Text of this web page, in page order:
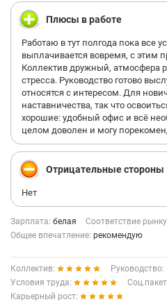
Плюсы в работе
Работаю в тут полгода пока все
выплачивается вовремя, с этим
Коллектив дружный, атмосфера
стресса. Руководство готово
относятся с интересом. Для
наставничества, так что
хорошие: удобный офис и всё
целом доволен и могу
Отрицательные стороны
Нет
Зарплата: белая Соответствие
Общее впечатление: рекомендую
Коллектив:
Руководство:
Условия труда:
Карьерный рост: